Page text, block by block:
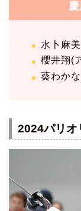
水卜麻
櫻井翔(
葵わか
2024パリオ